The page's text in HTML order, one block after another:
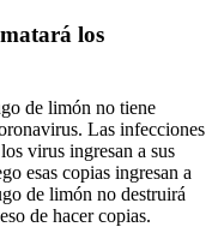
los
de limón no tiene
Las infecciones
virus ingresan a sus
esas copias ingresan a
de limón no destruirá
de hacer copias.